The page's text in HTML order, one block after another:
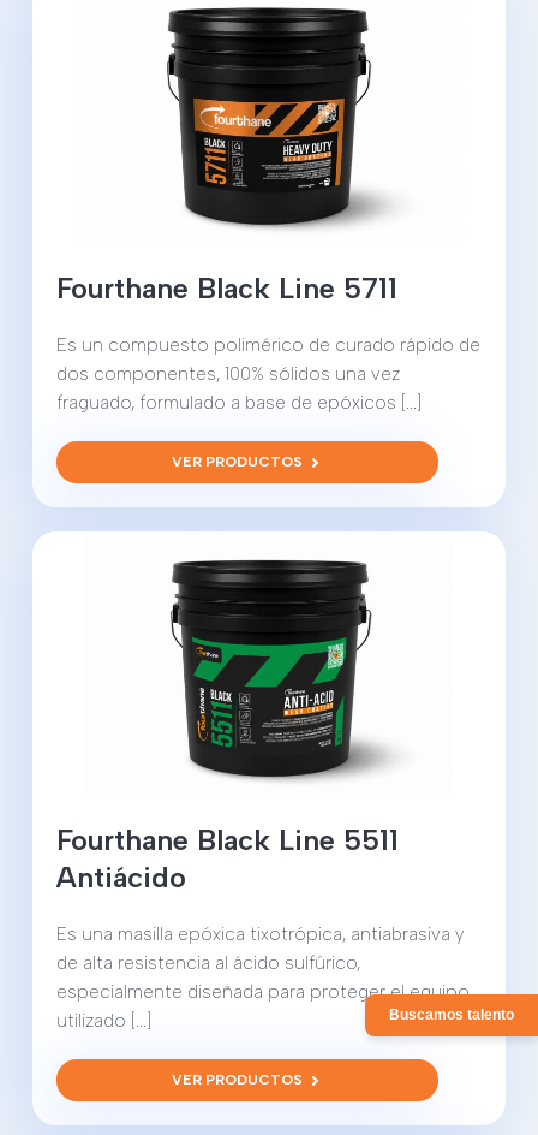
Fourthane Black Line 5711
Es un compuesto polimérico de curado rápido de
dos componentes, 100% sólidos una vez
fraguado, formulado a base de epóxicos [...]
VER PRODUCTOS
Fourthane Black Line 5511
Antiácido
Es una masilla epóxica tixotrópica, antiabrasiva y
de alta resistencia al ácido sulfúrico,
especialmente diseñada para proteger el equipo
utilizado [...]
VER PRODUCTOS
Buscamos talento